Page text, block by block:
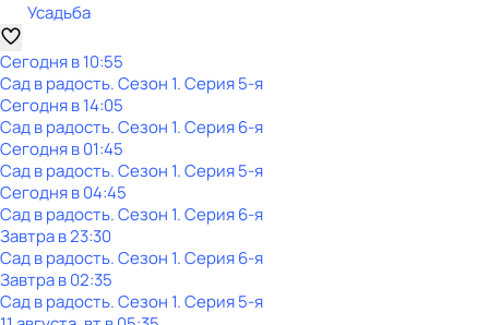
Усадьба
Сегодня в 10:55
Сад в радость. Сезон 1. Серия 5-я
Сегодня в 14:05
Сад в радость. Сезон 1. Серия 6-я
Сегодня в 01:45
Сад в радость. Сезон 1. Серия 5-я
Сегодня в 04:45
Сад в радость. Сезон 1. Серия 6-я
Завтра в 23:30
Сад в радость. Сезон 1. Серия 6-я
Завтра в 02:35
Сад в радость. Сезон 1. Серия 5-я